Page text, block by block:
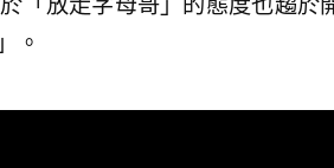
「放走字母哥」的態度也趨於
。